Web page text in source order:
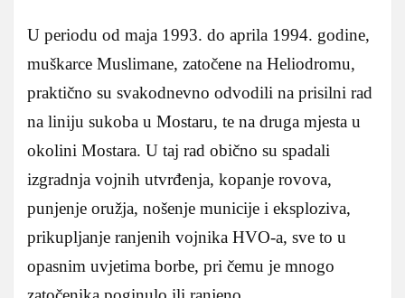
U periodu od maja 1993. do aprila 1994. godine,
muškarce Muslimane, zatočene na Heliodromu,
praktično su svakodnevno odvodili na prisilni rad
na liniju sukoba u Mostaru, te na druga mjesta u
okolini Mostara. U taj rad obično su spadali
izgradnja vojnih utvrđenja, kopanje rovova,
punjenje oružja, nošenje municije i eksploziva,
prikupljanje ranjenih vojnika HVO-a, sve to u
opasnim uvjetima borbe, pri čemu je mnogo